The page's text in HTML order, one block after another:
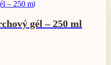
gél – 250 ml